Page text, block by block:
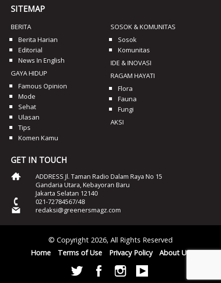
SITEMAP
BERITA
Berita Harian
Editorial
News In English
GAYA HIDUP
Famous Opinion
Mode
Sehat
Ulasan
Tips
Komen Kamu
SOSOK & KOMUNITAS
Sosok
Komunitas
IDE & INOVASI
RAGAM HAYATI
Flora
Fauna
Fungi
AKSI
GET IN TOUCH
ADDRESS Jl. Taman Radio Dalam Raya No 15
Gandaria Utara, Kebayoran Baru
Jakarta Selatan 12140
021-72784567/48
redaksi@greenersmagz.com
© Copyright 2026, All Rights Reserved
Home
Terms of Use Privacy Policy About Us